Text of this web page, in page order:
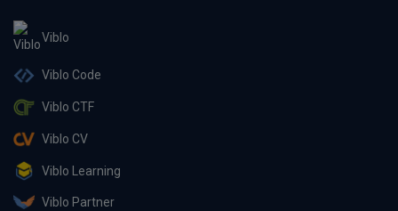
Viblo
Viblo Code
Viblo CTF
Viblo CV
Viblo Learning
Viblo Partner